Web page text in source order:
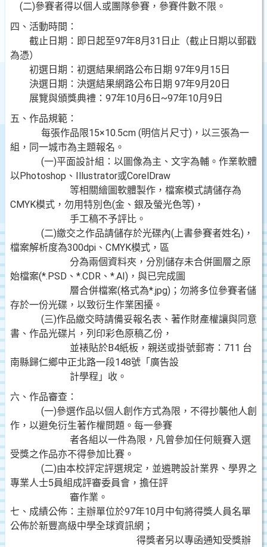
(二)參賽者得以個人或團隊參賽，參賽件數不限。
四、活動時間：
截止日期：即日起至97年8月31日止（截止日期以郵戳
為憑）
初選日期：初選結果網路公布日期 97年9月15日
決選日期：決選結果網路公布日期 97年9月20日
展覽與頒獎典禮：97年10月6日~97年10月9日
五、作品規範：
每張作品限15×10.5cm (明信片尺寸)，以三張為一
組，同一城市為主題報名。
(一)平面設計組：以圖像為主、文字為輔。作業軟體
以Photoshop、Illustrator或CorelDraw
等相關繪圖軟體製作，檔案模式請儲存為
CMYK模式，勿用特別色(金、銀及螢光色等)，
手工稿不予評比。
(二)繳交之作品請儲存於光碟內(上書參賽者姓名)，
檔案解析度為300dpi、CMYK模式，區
分為兩個資料夾，分別儲存未合併圖層之原
始檔案(*.PSD、*.CDR、*.AI)，與已完成圖
層合併檔案(格式為*.jpg)；勿將多位參賽者儲
存於一份光碟，以致衍生作業困擾。
(三)作品繳交時請備妥報名表、著作財產權讓與同意
書、作品光碟片，列印彩色原稿乙份，
並裱貼於B4紙板，親送或掛號郵寄：711 台
南縣歸仁鄉中正北路一段148號「廣告設
計學程」收。
六、作品審查：
(一)參選作品以個人創作方式為限，不得抄襲他人創
作，以避免衍生著作權問題。每一參賽
者各組以一件為限，凡曾參加任何競賽入選
受獎之作品亦不得參加比賽。
(二)由本校評定評選規定，並遴聘設計業界、學界之
專業人士5員組成評審委員會，擔任評
審作業。
七、成績公佈：主辦單位於97年10月中旬將得獎人員名單
公佈於新豐高級中學全球資訊網；
得獎者另以專函通知受獎辦